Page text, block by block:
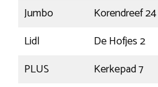
Jumbo
Korendreef 24
Lidl
De Hofjes 2
PLUS
Kerkepad 7